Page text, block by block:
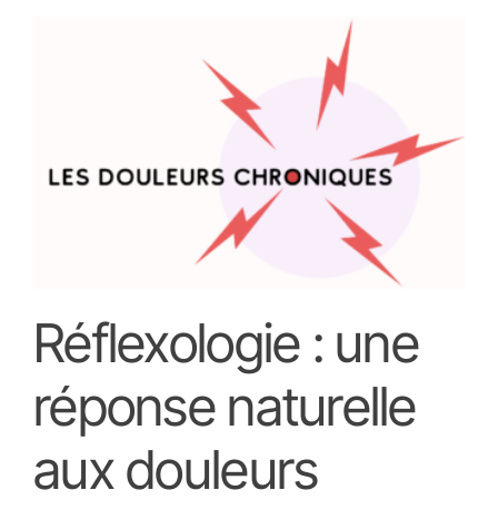
Réflexologie : une
réponse naturelle
aux douleurs